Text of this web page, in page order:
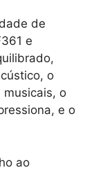
de
e
o
o
e o
ao